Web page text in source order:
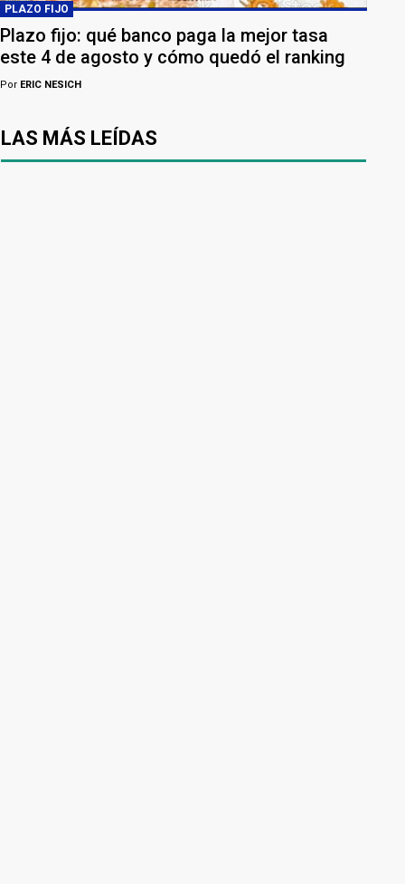
PLAZO FIJO
Plazo fijo: qué banco paga la mejor tasa
este 4 de agosto y cómo quedó el ranking
Por ERIC NESICH
LAS MÁS LEÍDAS